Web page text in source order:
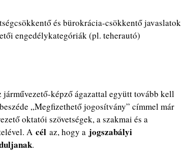
és bürokrácia-csökkentő javaslatok
engedélykategóriák (pl. teherautó)
képző ágazattal együtt tovább kell
„Megfizethető jogosítvány” címmel már
oktatói szövetségek, a szakmai és a
A célaz, hogy a jogszabályi
.